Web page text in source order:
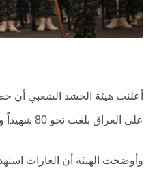
أعلنت هيئة الحشد الشعبي أن
على العراق بلغت نحو 80 شهيداً وأكثر من 270 جريحاً.
وأوضحت الهيئة أن الغارات